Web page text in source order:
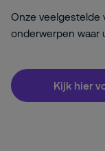
Onze veelgestelde
onderwerpen waar
Kijk hier